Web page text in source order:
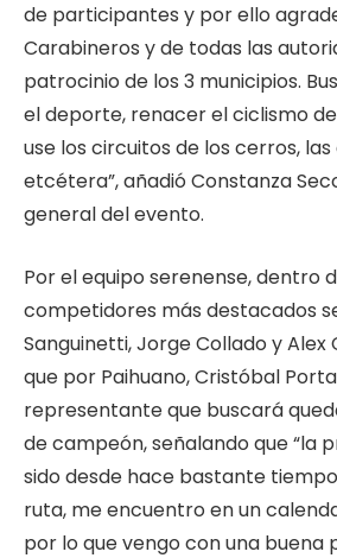
de participantes y por ello
Carabineros y de todas las
patrocinio de los 3 municipios.
el deporte, renacer el ciclismo
use los circuitos de los cerros,
etcétera”, añadió Constanza
general del evento.
Por el equipo serenense, dentro
competidores más destacados
Sanguinetti, Jorge Collado y Alex
que por Paihuano, Cristóbal
representante que buscará
de campeón, señalando que “la
sido desde hace bastante
ruta, me encuentro en un
por lo que vengo con una